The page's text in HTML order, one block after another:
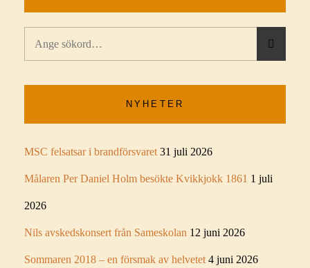
NYHETER
MSC felsatsar i brandförsvaret 31 juli 2026
Målaren Per Daniel Holm besökte Kvikkjokk 1861 1 juli
2026
Nils avskedskonsert från Sameskolan 12 juni 2026
Sommaren 2018 – en försmak av helvetet 4 juni 2026